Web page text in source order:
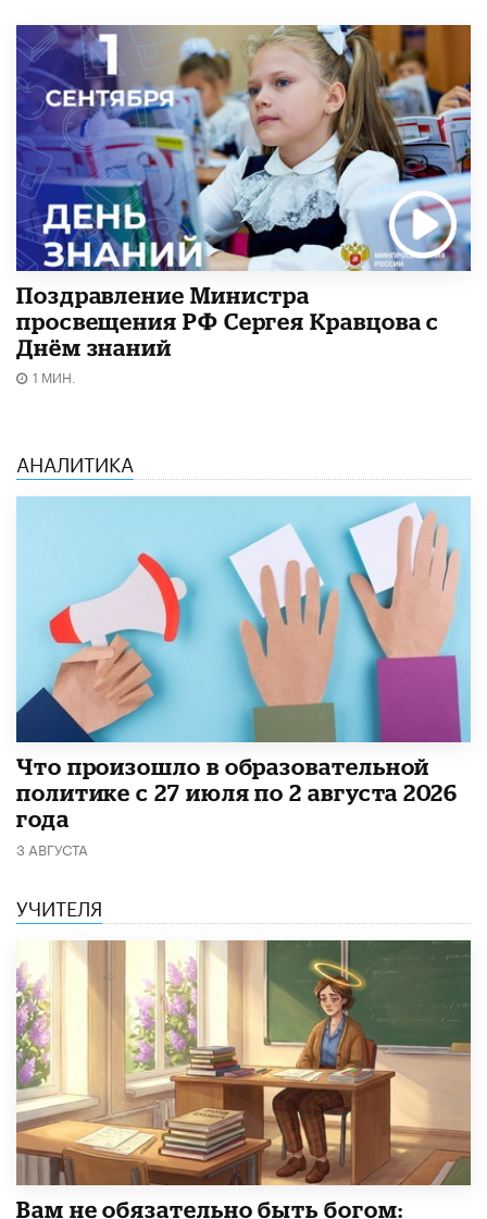
Поздравление Министра
просвещения РФ Сергея Кравцова с
Днём знаний
1 МИН.
АНАЛИТИКА
​Что произошло в образовательной
политике с 27 июля по 2 августа 2026
года
3 АВГУСТА
УЧИТЕЛЯ
​Вам не обязательно быть богом: